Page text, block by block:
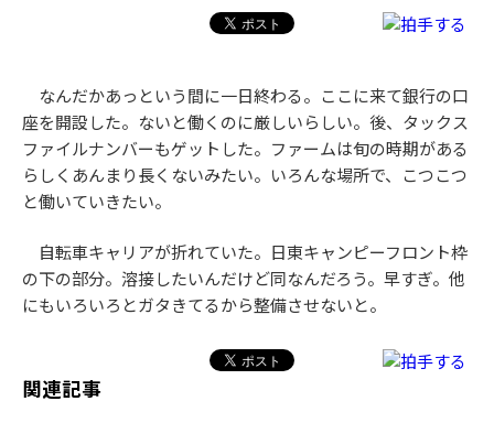
なんだかあっという間に一日終わる。ここに来て銀行の口
座を開設した。ないと働くのに厳しいらしい。後、タックス
ファイルナンバーもゲットした。ファームは旬の時期がある
らしくあんまり長くないみたい。いろんな場所で、こつこつ
と働いていきたい。
自転車キャリアが折れていた。日東キャンピーフロント枠
の下の部分。溶接したいんだけど同なんだろう。早すぎ。他
にもいろいろとガタきてるから整備させないと。
関連記事